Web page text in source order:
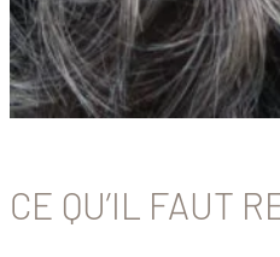
CE QU’IL FAUT